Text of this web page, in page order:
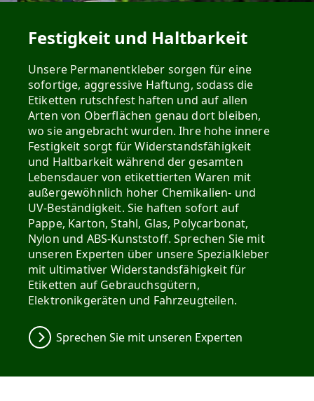
Festigkeit und Haltbarkeit
Unsere Permanentkleber sorgen für eine
sofortige, aggressive Haftung, sodass die
Etiketten rutschfest haften und auf allen
Arten von Oberflächen genau dort bleiben,
wo sie angebracht wurden. Ihre hohe innere
Festigkeit sorgt für Widerstandsfähigkeit
und Haltbarkeit während der gesamten
Lebensdauer von etikettierten Waren mit
außergewöhnlich hoher Chemikalien- und
UV-Beständigkeit. Sie haften sofort auf
Pappe, Karton, Stahl, Glas, Polycarbonat,
Nylon und ABS-Kunststoff. Sprechen Sie mit
unseren Experten über unsere Spezialkleber
mit ultimativer Widerstandsfähigkeit für
Etiketten auf Gebrauchsgütern,
Elektronikgeräten und Fahrzeugteilen.
Sprechen Sie mit unseren Experten